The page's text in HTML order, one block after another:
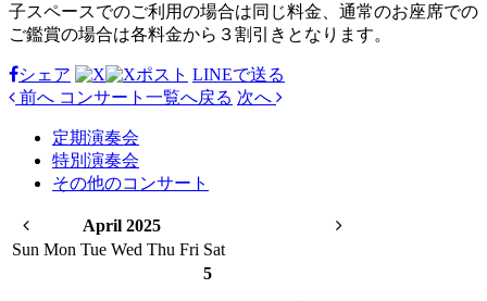
子スペースでのご利用の場合は同じ料金、通常のお座席での
ご鑑賞の場合は各料金から３割引きとなります。
シェア ポスト LINEで送る
前へ コンサート 一覧へ戻る 次へ
定期演奏会
特別演奏会
その他のコンサート
April 2025
Sun Mon Tue Wed Thu Fri Sat
5